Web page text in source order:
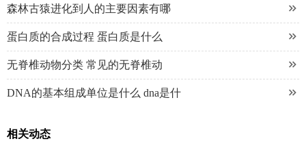

森林古猿进化到人的主要因素有哪

蛋白质的合成过程 蛋白质是什么

无脊椎动物分类 常见的无脊椎动

DNA的基本组成单位是什么 dna是什
相关动态